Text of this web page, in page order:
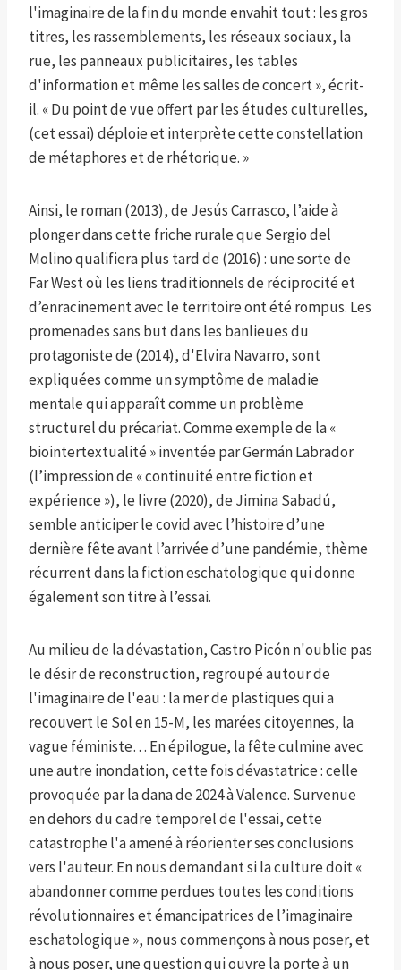
l'imaginaire de la fin du monde envahit tout : les gros
titres, les rassemblements, les réseaux sociaux, la
rue, les panneaux publicitaires, les tables
d'information et même les salles de concert », écrit-
il. « Du point de vue offert par les études culturelles,
(cet essai) déploie et interprète cette constellation
de métaphores et de rhétorique. »
Ainsi, le roman (2013), de Jesús Carrasco, l’aide à
plonger dans cette friche rurale que Sergio del
Molino qualifiera plus tard de (2016) : une sorte de
Far West où les liens traditionnels de réciprocité et
d’enracinement avec le territoire ont été rompus. Les
promenades sans but dans les banlieues du
protagoniste de (2014), d'Elvira Navarro, sont
expliquées comme un symptôme de maladie
mentale qui apparaît comme un problème
structurel du précariat. Comme exemple de la «
biointertextualité » inventée par Germán Labrador
(l’impression de « continuité entre fiction et
expérience »), le livre (2020), de Jimina Sabadú,
semble anticiper le covid avec l’histoire d’une
dernière fête avant l’arrivée d’une pandémie, thème
récurrent dans la fiction eschatologique qui donne
également son titre à l’essai.
Au milieu de la dévastation, Castro Picón n'oublie pas
le désir de reconstruction, regroupé autour de
l'imaginaire de l'eau : la mer de plastiques qui a
recouvert le Sol en 15-M, les marées citoyennes, la
vague féministe… En épilogue, la fête culmine avec
une autre inondation, cette fois dévastatrice : celle
provoquée par la dana de 2024 à Valence. Survenue
en dehors du cadre temporel de l'essai, cette
catastrophe l'a amené à réorienter ses conclusions
vers l'auteur. En nous demandant si la culture doit «
abandonner comme perdues toutes les conditions
révolutionnaires et émancipatrices de l’imaginaire
eschatologique », nous commençons à nous poser, et
à nous poser, une question qui ouvre la porte à un